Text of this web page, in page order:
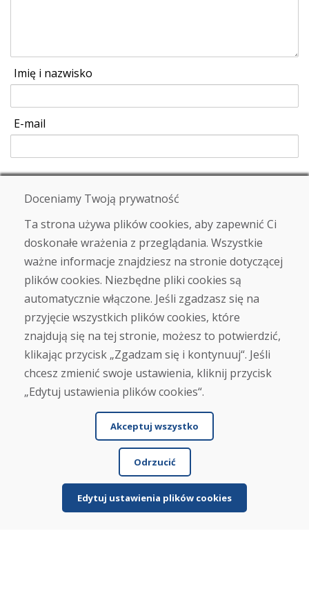
Imię i nazwisko
E-mail
Wysłać
Infolinia
+421 919 282 306
info@domivosport.pl
O nas
Blog
O nas
Sklep
Kontakt
Zakup
Sklep internetowy
Warunki handlowe
Transport
Zapłata
Skarga
Doceniamy Twoją prywatność
Ta strona używa plików cookies, aby zapewnić Ci
doskonałe wrażenia z przeglądania. Wszystkie
ważne informacje znajdziesz na stronie dotyczącej
plików cookies. Niezbędne pliki cookies są
automatycznie włączone. Jeśli zgadzasz się na
przyjęcie wszystkich plików cookies, które
znajdują się na tej stronie, możesz to potwierdzić,
klikając przycisk „Zgadzam się i kontynuuj“. Jeśli
chcesz zmienić swoje ustawienia, kliknij przycisk
„Edytuj ustawienia plików cookies“.
Akceptuj wszystko
Odrzucić
Edytuj ustawienia plików cookies